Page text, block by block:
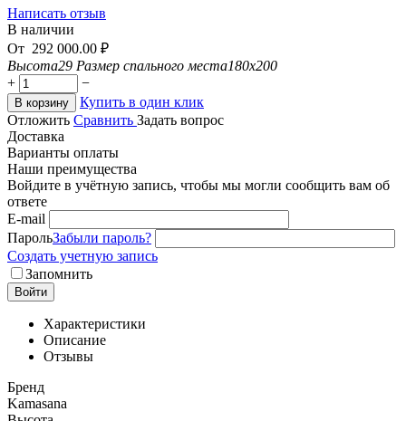
Написать отзыв
В наличии
От 292 000.00 ₽
Высота29 Размер спального места180x200
+
−
В корзину
Купить в один клик
Отложить Сравнить Задать вопрос
Доставка
Варианты оплаты
Наши преимущества
Войдите в учётную запись, чтобы мы могли сообщить вам об
ответе
E-mail
ПарольЗабыли пароль?
Создать учетную запись
Запомнить
Войти
Характеристики
Описание
Отзывы
Бренд
Kamasana